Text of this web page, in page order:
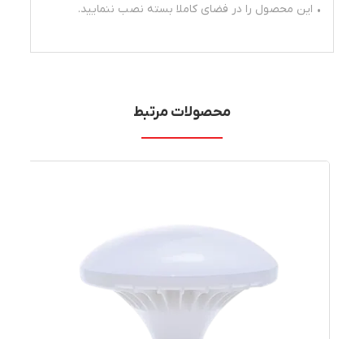
• این محصول را در فضای کاملا بسته نصب ننمایید.
محصولات مرتبط